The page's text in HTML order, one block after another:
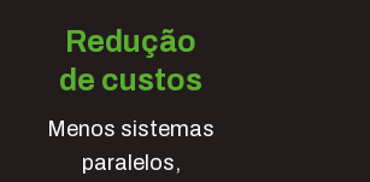
Redução
de custos
Menos sistemas
paralelos,